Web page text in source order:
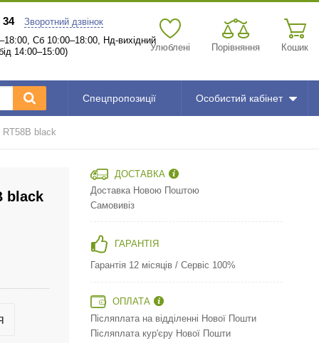
34
Зворотний дзвінок
Сб 10:00–18:00, Нд-вихідний
14:00–15:00)
Улюблені Порівняння Кошик
Спецпропозиції Особистий кабінет
black
black
ДОСТАВКА
Доставка Новою Поштою
Самовивіз
ГАРАНТІЯ
Гарантія 12 місяців / Сервіс 100%
ОПЛАТА
Післяплата на відділенні Нової Пошти
Післяплата кур'єру Нової Пошти